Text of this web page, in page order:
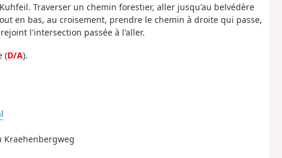
Traverser un chemin forestier, aller jusqu'au belvédère
en bas, au croisement, prendre le chemin à droite qui passe,
l'intersection passée à l'aller.
(D/A).
Kraehenbergweg